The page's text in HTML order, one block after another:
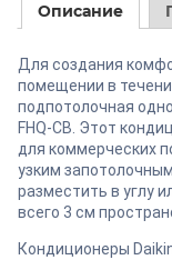
Описание
Для создания
помещении в
подпотолочная
FHQ-CB. Этот
для коммерческих
узким
разместить в углу
всего 3 см
Кондиционеры